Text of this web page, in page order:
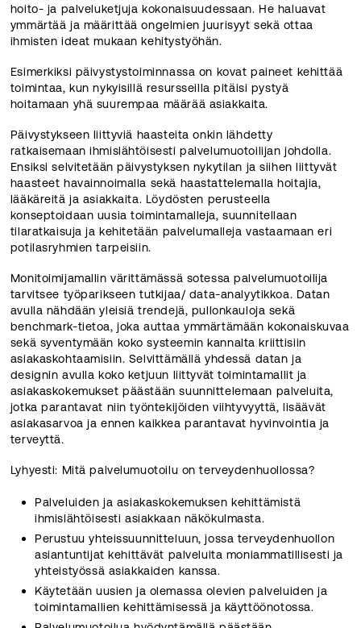
hoito- ja palveluketjuja kokonaisuudessaan. He haluavat
ymmärtää ja määrittää ongelmien juurisyyt sekä ottaa
ihmisten ideat mukaan kehitystyöhän.
Esimerkiksi päivystystoiminnassa on kovat paineet kehittää
toimintaa, kun nykyisillä resursseilla pitäisi pystyä
hoitamaan yhä suurempaa määrää asiakkaita.
Päivystykseen liittyviä haasteita onkin lähdetty
ratkaisemaan ihmislähtöisesti palvelumuotoilijan johdolla.
Ensiksi selvitetään päivystyksen nykytilan ja siihen liittyvät
haasteet havainnoimalla sekä haastattelemalla hoitajia,
lääkäreitä ja asiakkaita. Löydösten perusteella
konseptoidaan uusia toimintamalleja, suunnitellaan
tilaratkaisuja ja kehitetään palvelumalleja vastaamaan eri
potilasryhmien tarpeisiin.
Monitoimijamallin värittämässä sotessa palvelumuotoilija
tarvitsee työparikseen tutkijaa/ data-analyytikkoa. Datan
avulla nähdään yleisiä trendejä, pullonkauloja sekä
benchmark-tietoa, joka auttaa ymmärtämään kokonaiskuvaa
sekä syventymään koko systeemin kannalta kriittisiin
asiakaskohtaamisiin. Selvittämällä yhdessä datan ja
designin avulla koko ketjuun liittyvät toimintamallit ja
asiakaskokemukset päästään suunnittelemaan palveluita,
jotka parantavat niin työntekijöiden viihtyvyyttä, lisäävät
asiakasarvoa ja ennen kaikkea parantavat hyvinvointia ja
terveyttä.
Lyhyesti: Mitä palvelumuotoilu on terveydenhuollossa?
Palveluiden ja asiakaskokemuksen kehittämistä
ihmislähtöisesti asiakkaan näkökulmasta.
Perustuu yhteissuunnitteluun, jossa terveydenhuollon
asiantuntijat kehittävät palveluita moniammatillisesti ja
yhteistyössä asiakkaiden kanssa.
Käytetään uusien ja olemassa olevien palveluiden ja
toimintamallien kehittämisessä ja käyttöönotossa.